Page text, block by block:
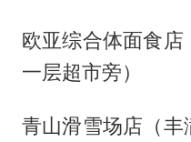
欧亚综合体面食店
一层超市旁）
青山滑雪场店（丰